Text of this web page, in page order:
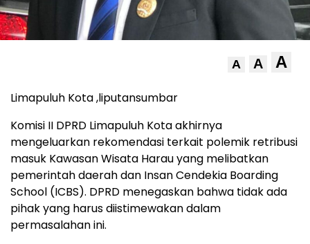
A A A
Limapuluh Kota ,liputansumbar
Komisi II DPRD Limapuluh Kota akhirnya
mengeluarkan rekomendasi terkait polemik retribusi
masuk Kawasan Wisata Harau yang melibatkan
pemerintah daerah dan Insan Cendekia Boarding
School (ICBS). DPRD menegaskan bahwa tidak ada
pihak yang harus diistimewakan dalam
permasalahan ini.